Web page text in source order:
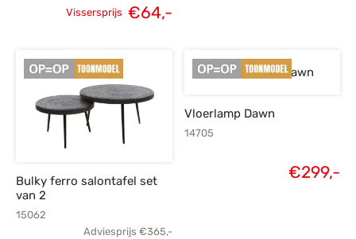
prijs was:
€84,-.
Vissersprijs €64,-
prijs is:
€64,-.
Bulky ferro salontafel set
van 2
15062
Adviesprijs €365,-
Vloerlamp Dawn
14705
€299,-